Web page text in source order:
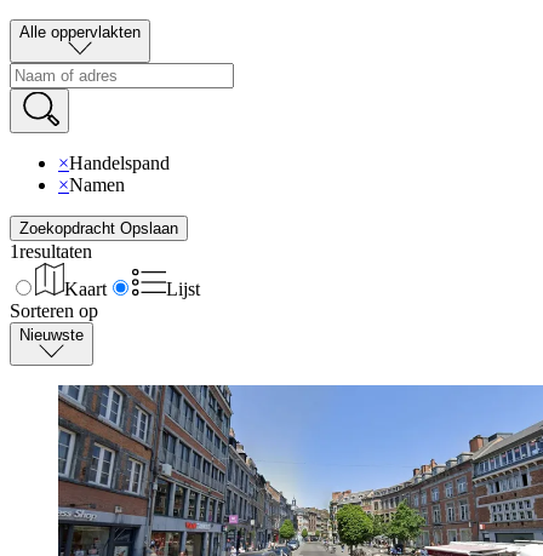
Alle oppervlakten
×Handelspand
×Namen
Zoekopdracht Opslaan
1resultaten
Kaart
Lijst
Sorteren op
Nieuwste